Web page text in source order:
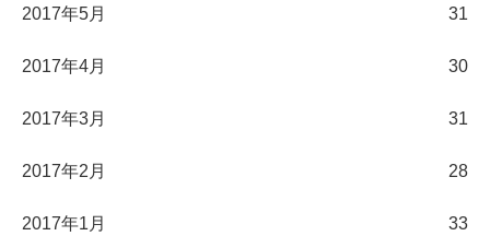
2017年5月 31
2017年4月 30
2017年3月 31
2017年2月 28
2017年1月 33